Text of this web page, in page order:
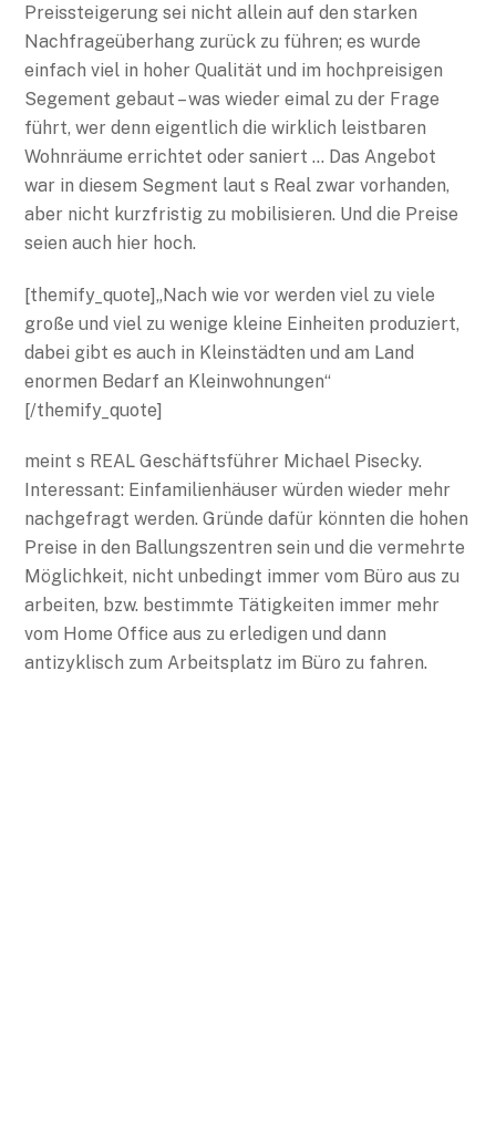
Preissteigerung sei nicht allein auf den starken
Nachfrageüberhang zurück zu führen; es wurde
einfach viel in hoher Qualität und im hochpreisigen
Segement gebaut – was wieder eimal zu der Frage
führt, wer denn eigentlich die wirklich leistbaren
Wohnräume errichtet oder saniert … Das Angebot
war in diesem Segment laut s Real zwar vorhanden,
aber nicht kurzfristig zu mobilisieren. Und die Preise
seien auch hier hoch.
[themify_quote]„Nach wie vor werden viel zu viele
große und viel zu wenige kleine Einheiten produziert,
dabei gibt es auch in Kleinstädten und am Land
enormen Bedarf an Kleinwohnungen“
[/themify_quote]
meint s REAL Geschäftsführer Michael Pisecky.
Interessant: Einfamilienhäuser würden wieder mehr
nachgefragt werden. Gründe dafür könnten die hohen
Preise in den Ballungszentren sein und die vermehrte
Möglichkeit, nicht unbedingt immer vom Büro aus zu
arbeiten, bzw. bestimmte Tätigkeiten immer mehr
vom Home Office aus zu erledigen und dann
antizyklisch zum Arbeitsplatz im Büro zu fahren.